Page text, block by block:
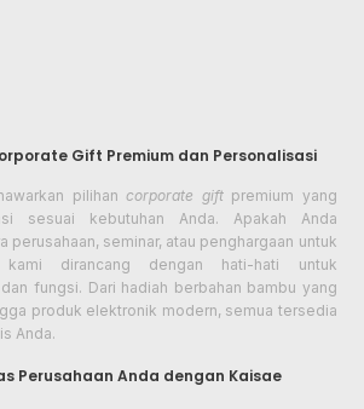
Gift Premium dan Personalisasi
pilihancorporate giftpremium yang
sesuai kebutuhan Anda. Apakah Anda
perusahaan, seminar, atau penghargaan untuk
kami dirancang dengan hati-hati untuk
fungsi. Dari hadiah berbahan bambu yang
produk elektronik modern, semua tersedia
Anda.
Perusahaan Anda dengan Kaisae